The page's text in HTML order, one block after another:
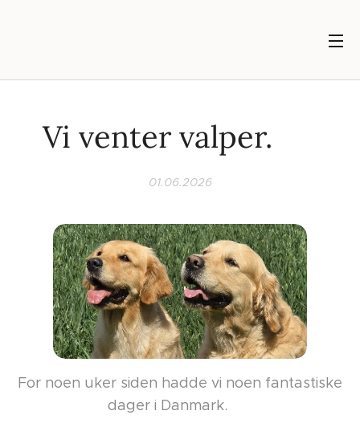
Vi venter valper. ❤️
01.06.2026
For noen uker siden hadde vi noen fantastiske
dager i Danmark. 🇩🇰